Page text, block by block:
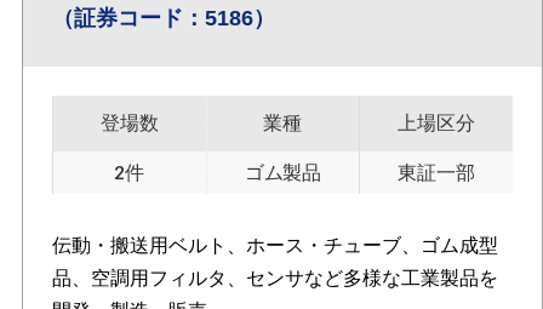
（証券コード：5186）
登場数
2件
業種
ゴム製品
上場区分
東証一部
伝動・搬送用ベルト、ホース・チューブ、ゴム成型
品、空調用フィルタ、センサなど多様な工業製品を